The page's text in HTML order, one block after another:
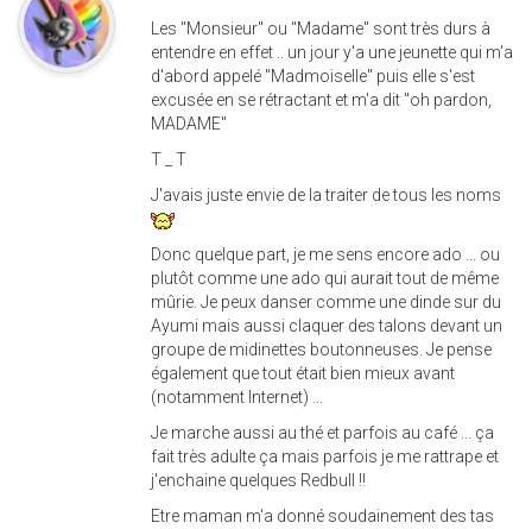
Les "Monsieur" ou "Madame" sont très durs à
entendre en effet .. un jour y'a une jeunette qui m'a
d'abord appelé "Madmoiselle" puis elle s'est
excusée en se rétractant et m'a dit "oh pardon,
MADAME"
T _ T
J'avais juste envie de la traiter de tous les noms
Donc quelque part, je me sens encore ado ... ou
plutôt comme une ado qui aurait tout de même
mûrie. Je peux danser comme une dinde sur du
Ayumi mais aussi claquer des talons devant un
groupe de midinettes boutonneuses. Je pense
également que tout était bien mieux avant
(notamment Internet) ...
Je marche aussi au thé et parfois au café ... ça
fait très adulte ça mais parfois je me rattrape et
j'enchaine quelques Redbull !!
Etre maman m'a donné soudainement des tas